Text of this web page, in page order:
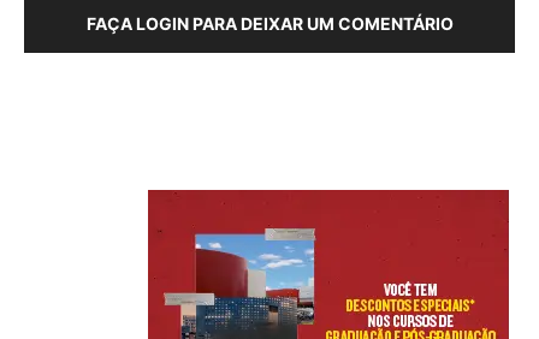
FAÇA LOGIN PARA DEIXAR UM COMENTÁRIO